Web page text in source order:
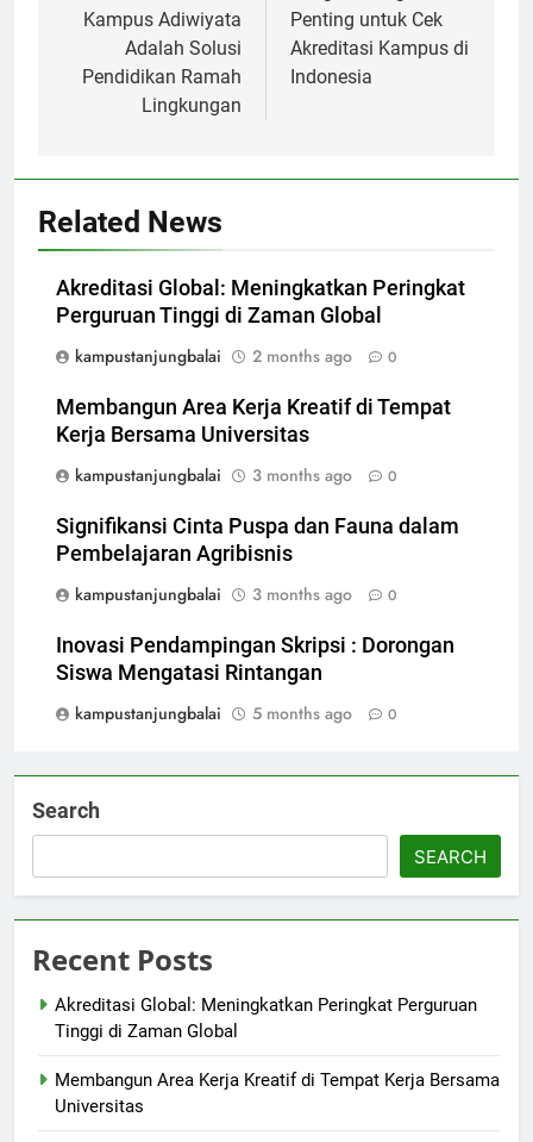
Kampus Adiwiyata
Adalah Solusi
Pendidikan Ramah
Lingkungan
Penting untuk Cek
Akreditasi Kampus di
Indonesia
Related News
Akreditasi Global: Meningkatkan Peringkat
Perguruan Tinggi di Zaman Global
kampustanjungbalai
2 months ago 0
Membangun Area Kerja Kreatif di Tempat
Kerja Bersama Universitas
kampustanjungbalai
3 months ago 0
Signifikansi Cinta Puspa dan Fauna dalam
Pembelajaran Agribisnis
kampustanjungbalai
3 months ago 0
Inovasi Pendampingan Skripsi : Dorongan
Siswa Mengatasi Rintangan
kampustanjungbalai
5 months ago 0
Search
SEARCH
Recent Posts
Akreditasi Global: Meningkatkan Peringkat Perguruan
Tinggi di Zaman Global
Membangun Area Kerja Kreatif di Tempat Kerja Bersama
Universitas